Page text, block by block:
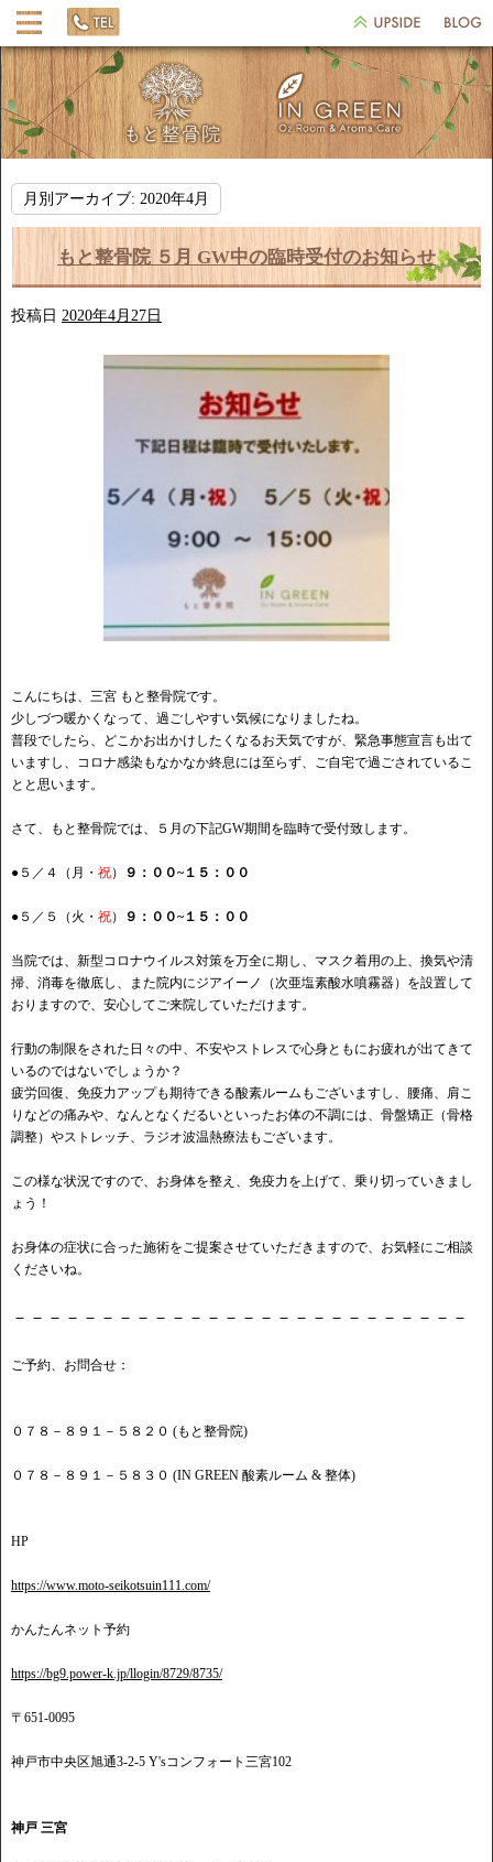
月別アーカイブ: 2020年4月
もと整骨院 ５月 GW中の臨時受付のお知らせ
投稿日 2020年4月27日
こんにちは、三宮 もと整骨院です。
少しづつ暖かくなって、過ごしやすい気候になりましたね。
普段でしたら、どこかお出かけしたくなるお天気ですが、緊急事態宣言も出て
いますし、コロナ感染もなかなか終息には至らず、ご自宅で過ごされているこ
とと思います。
さて、もと整骨院では、５月の下記GW期間を臨時で受付致します。
●５／４（月・ 祝） ９：００~１５：００
●５／５（火・ 祝） ９：００~１５：００
当院では、新型コロナウイルス対策を万全に期し、マスク着用の上、換気や清
掃、消毒を徹底し、また院内にジアイーノ（次亜塩素酸水噴霧器）を設置して
おりますので、安心してご来院していただけます。
行動の制限をされた日々の中、不安やストレスで心身ともにお疲れが出てきて
いるのではないでしょうか？
疲労回復、免疫力アップも期待できる酸素ルームもございますし、腰痛、肩こ
りなどの痛みや、なんとなくだるいといったお体の不調には、骨盤矯正（骨格
調整）やストレッチ、ラジオ波温熱療法もございます。
この様な状況ですので、お身体を整え、免疫力を上げて、乗り切っていきまし
ょう！
お身体の症状に合った施術をご提案させていただきますので、お気軽にご相談
くださいね。
－－－－－－－－－－－－－－－－－－－－－－－－－－
ご予約、お問合せ：
０７８－８９１－５８２０ (もと整骨院)
０７８－８９１－５８３０ (IN GREEN 酸素ルーム & 整体)
HP
https://www.moto-seikotsuin111.com/
かんたんネット予約
https://bg9.power-k.jp/llogin/8729/8735/
〒651-0095
神戸市中央区旭通3-2-5 Y'sコンフォート三宮102
神戸 三宮